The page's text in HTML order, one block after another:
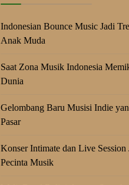
Indonesian Bounce Music Jadi
Anak Muda
Saat Zona Musik Indonesia
Dunia
Gelombang Baru Musisi Indie
Pasar
Konser Intimate dan Live Session
Pecinta Musik